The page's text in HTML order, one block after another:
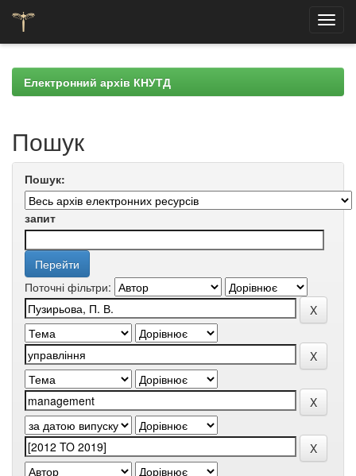
navigationЕлектронний архів КНУТД
Пошук
Пошук:
запит
Поточні фільтри: